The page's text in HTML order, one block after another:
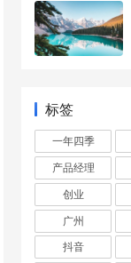
标签
一年四季
产品经理
创业
广州
抖音